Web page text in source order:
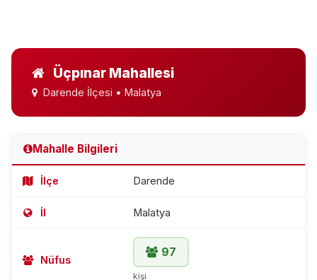
Üçpınar Mahallesi
Darende İlçesi • Malatya
Mahalle Bilgileri
İlçe Darende
İl Malatya
Nüfus
97
kişi